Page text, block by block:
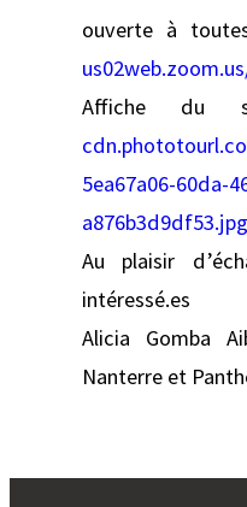
ouverte à
Affiche du
5ea67a06-60da-
a876b3d9df53.jpg
Au plaisir
intéressé.es
Alicia Gomba
Nanterre et